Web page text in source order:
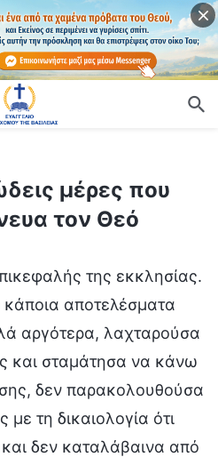
παρερμήνευα τον Θεό
μέρες που
τον Θεό
της εκκλησίας.
αποτελέσματα
αργότερα, λαχταρούσα
και σταμάτησα να κάνω
δεν παρακολουθούσα
τη δικαιολογία ότι
δεν καταλάβαινα από